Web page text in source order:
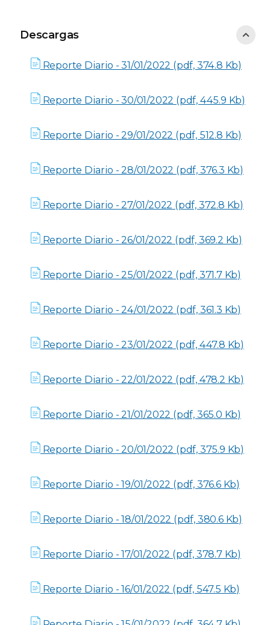
Descargas
Descargas
Reporte Diario - 31/01/2022 (pdf, 374.8 Kb)
Reporte Diario - 30/01/2022 (pdf, 445.9 Kb)
Reporte Diario - 29/01/2022 (pdf, 512.8 Kb)
Reporte Diario - 28/01/2022 (pdf, 376.3 Kb)
Reporte Diario - 27/01/2022 (pdf, 372.8 Kb)
Reporte Diario - 26/01/2022 (pdf, 369.2 Kb)
Reporte Diario - 25/01/2022 (pdf, 371.7 Kb)
Reporte Diario - 24/01/2022 (pdf, 361.3 Kb)
Reporte Diario - 23/01/2022 (pdf, 447.8 Kb)
Reporte Diario - 22/01/2022 (pdf, 478.2 Kb)
Reporte Diario - 21/01/2022 (pdf, 365.0 Kb)
Reporte Diario - 20/01/2022 (pdf, 375.9 Kb)
Reporte Diario - 19/01/2022 (pdf, 376.6 Kb)
Reporte Diario - 18/01/2022 (pdf, 380.6 Kb)
Reporte Diario - 17/01/2022 (pdf, 378.7 Kb)
Reporte Diario - 16/01/2022 (pdf, 547.5 Kb)